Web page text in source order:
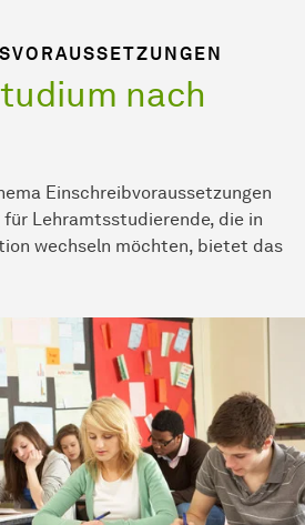
nach
Einschreibvoraussetzungen
Lehramtsstudierende, die in
wechseln möchten, bietet das